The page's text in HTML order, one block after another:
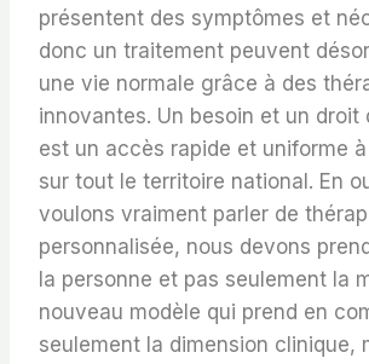
présentent des symptômes et
donc un traitement peuvent
une vie normale grâce à des
innovantes. Un besoin et un droit
est un accès rapide et uniforme à
sur tout le territoire national. En
voulons vraiment parler de
personnalisée, nous devons
la personne et pas seulement la
nouveau modèle qui prend en
seulement la dimension clinique,